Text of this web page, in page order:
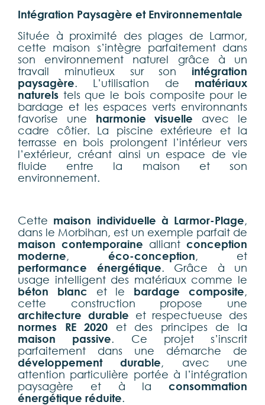
Intégration Paysagère et Environnementale
Située à proximité des plages de Larmor,
cette maison s’intègre parfaitement dans
son environnement naturel grâce à un
travail minutieux sur son intégration
paysagère. L’utilisation de matériaux
naturels tels que le bois composite pour le
bardage et les espaces verts environnants
favorise une harmonie visuelle avec le
cadre côtier. La piscine extérieure et la
terrasse en bois prolongent l’intérieur vers
l’extérieur, créant ainsi un espace de vie
fluide entre la maison et son
environnement.
Cette maison individuelle à Larmor-Plage,
dans le Morbihan, est un exemple parfait de
maison contemporaine alliant conception
moderne, éco-conception, et
performance énergétique. Grâce à un
usage intelligent des matériaux comme le
béton blanc et le bardage composite,
cette construction propose une
architecture durable et respectueuse des
normes RE 2020 et des principes de la
maison passive. Ce projet s’inscrit
parfaitement dans une démarche de
développement durable, avec une
attention particulière portée à l’intégration
paysagère et à la consommation
énergétique réduite.